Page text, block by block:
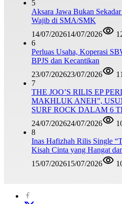
5
Aksara Jawa Bukan
Wajib di SMA/SMK
14/07/202614/07/2026
6
Perluas Usaha, Koperasi
BPJS dan Kecantikan
23/07/202623/07/2026
7
THE JOO’S RILIS EP
MAKHLUK ANEH”,
SURF ROCK DALAM 6
24/07/202624/07/2026
8
Inas Hafizhah Rilis Single
Kisah Cinta yang Hangat
15/07/202615/07/2026